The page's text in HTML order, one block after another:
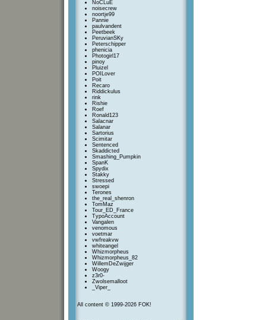
NoCLuE
noisecrew
noortje99
Pannie
paulvandent
Peetbeek
PeruvianSKy
Peterschipper
phenicia
Photogirl17
pinoy
Pluizel
POILover
Poit
Recaro
Riddickulus
rink
Rishie
Roef
Ronald123
Salacnar
Salanar
Sartorius
Scimitar
Sentenced
Skaddicted
Smashing_Pumpkin
SpanK
Spydix
Stakky
Stressed
swoepi
Terones
the_real_shenron
TomMaz
Tour_ED_France
TypoAccount
Vangalen
venomous
voetmar
vwfreakvw
whiteangel
Whizmorpheus
Whizmorpheus_82
WillemDeZwijger
Woogy
z3r0-
Zwolsemalloot
_Viper_
All content © 1999-2026 FOK!